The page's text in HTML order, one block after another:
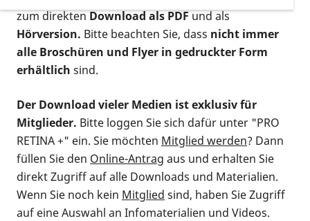
zum direktenDownload als PDFund als
Hörversion. Bitte beachten Sie, dass nicht immer
alle Broschüren und Flyer in gedruckter Form
erhältlich sind.
Der Download vieler Medien ist exklusiv für
Mitglieder. Bitte loggen Sie sich dafür unter "PRO
RETINA +" ein. Sie möchten Mitglied werden? Dann
füllen Sie den Online-Antrag aus und erhalten Sie
direkt Zugriff auf alle Downloads und Materialien.
Wenn Sie noch kein Mitglied sind, haben Sie Zugriff
auf eine Auswahl an Infomaterialien und Videos.